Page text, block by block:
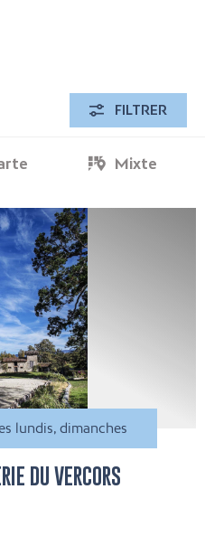
FILTRER
Mixte
lundis, dimanches
DU VERCORS